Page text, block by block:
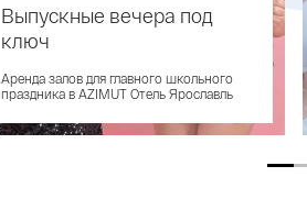
Бассейн
Бассейн — прекрасное место, чтобы с
свободное время
Выпускные вечера под
ключ
Аренда залов для главного школьного
праздника в AZIMUT Отель Ярославль